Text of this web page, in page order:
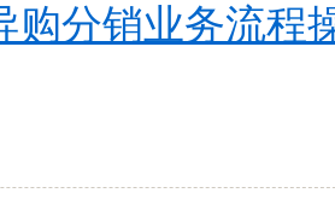
购分销业务流程